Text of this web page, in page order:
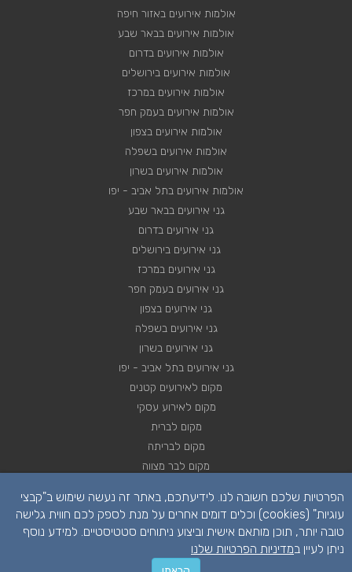
אולמות אירועים באזור חיפה
אולמות אירועים בבאר שבע
אולמות אירועים בדרום
אולמות אירועים בירושלים
אולמות אירועים במרכז
אולמות אירועים בעמק חפר
אולמות אירועים בצפון
אולמות אירועים בשפלה
אולמות אירועים בשרון
אולמות אירועים בתל אביב - יפו
גני אירועים בבאר שבע
גני אירועים בדרום
גני אירועים בירושלים
גני אירועים במרכז
גני אירועים בעמק חפר
גני אירועים בצפון
גני אירועים בשפלה
גני אירועים בשרון
גני אירועים בתל אביב - יפו
מקום לאירועים קטנים
מקום לאירוע עסקי
מקום לברית
מקום לבריתה
מקום לבר מצווה
מקום לחינה
מקום לכנסים
הפרטיות שלכם חשובה לנו. לידיעתכם, באתר זה נעשה שימוש ב"קבצי
עוגיות" (cookies) וכלים דומים אחרים על מנת לספק לכם חווית גלישה
טובה יותר, תוכן מותאם אישית וביצוע ניתוחים סטטיסטיים. למידע נוסף
ניתן לעיין במדיניות הפרטיות שלנו